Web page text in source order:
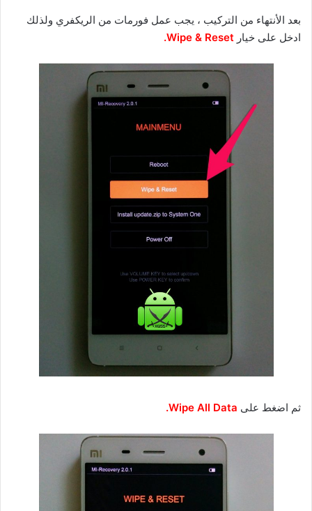
بعد الأنتهاء من التركيب ، يجب عمل فورمات من الريكفري ولذلك
ادخل على خيار Wipe & Reset.
ثم اضغط على Wipe All Data.